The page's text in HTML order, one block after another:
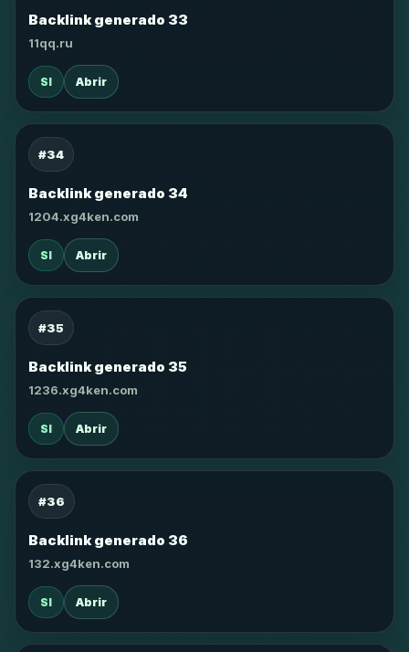
Backlink generado 33
11qq.ru
SI Abrir
#34
Backlink generado 34
1204.xg4ken.com
SI Abrir
#35
Backlink generado 35
1236.xg4ken.com
SI Abrir
#36
Backlink generado 36
132.xg4ken.com
SI Abrir